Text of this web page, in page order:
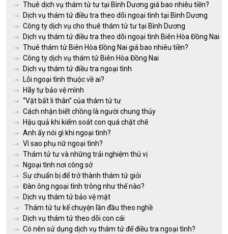
Thuê dịch vụ thám tử tư tại Bình Dương giá bao nhiêu tiền?
Dịch vụ thám tử điều tra theo dõi ngoại tình tại Bình Dương
Công ty dịch vụ cho thuê thám tử tư tại Bình Dương
Dịch vụ thám tử điều tra theo dõi ngoại tình Biên Hòa Đồng Nai
Thuê thám tử Biên Hòa Đồng Nai giá bao nhiêu tiền?
Công ty dịch vụ thám tử Biên Hòa Đồng Nai
Dịch vụ thám tử điều tra ngoại tình
Lỗi ngoại tình thuộc về ai?
Hãy tự bảo vệ mình
“Vật bất li thân” của thám tử tư
Cách nhận biết chồng là người chung thủy
Hậu quả khi kiểm soát con quá chặt chẽ
Anh ấy nói gì khi ngoại tình?
Vì sao phụ nữ ngoại tình?
Thám tử tư và những trải nghiệm thú vị
Ngoại tình nơi công sở
Sự chuẩn bị để trở thành thám tử giỏi
Đàn ông ngoại tình trông như thế nào?
Dịch vụ thám tử bảo vệ mật
Thám tử tư kể chuyện lần đầu theo nghề
Dịch vụ thám tử theo dõi con cái
Có nên sử dụng dịch vụ thám tử để điều tra ngoại tình?